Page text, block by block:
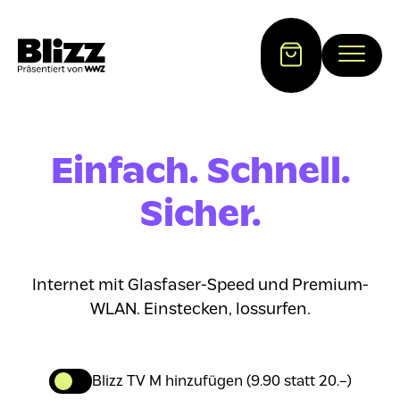
Einfach. Schnell.
Sicher.
Internet mit Glasfaser-Speed und Premium-
WLAN. Einstecken, lossurfen.
Blizz TV M hinzufügen (9.90 statt 20.–)